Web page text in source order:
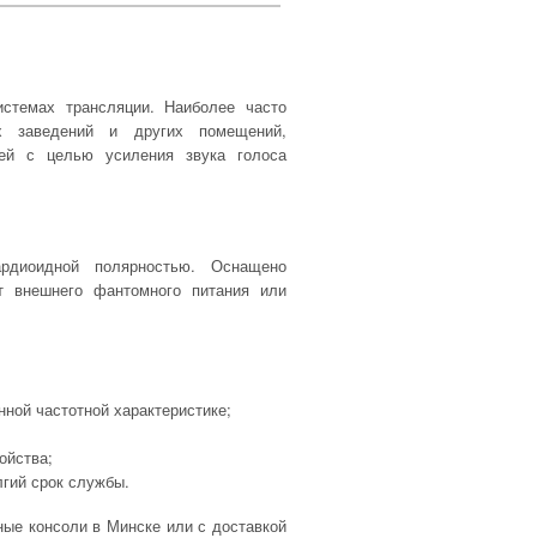
трансляции. Наиболее часто
заведений и других помещений,
с целью усиления звука голоса
полярностью. Оснащено
внешнего фантомного питания или
частотной характеристике;
срок службы.
консоли в Минске или с доставкой